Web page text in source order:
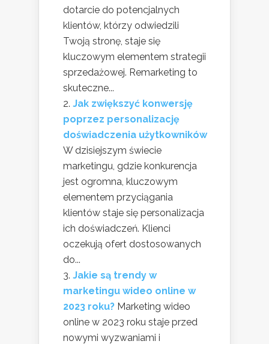
dotarcie do potencjalnych
klientów, którzy odwiedzili
Twoją stronę, staje się
kluczowym elementem strategii
sprzedażowej. Remarketing to
skuteczne...
Jak zwiększyć konwersję
poprzez personalizację
doświadczenia użytkowników
W dzisiejszym świecie
marketingu, gdzie konkurencja
jest ogromna, kluczowym
elementem przyciągania
klientów staje się personalizacja
ich doświadczeń. Klienci
oczekują ofert dostosowanych
do...
Jakie są trendy w
marketingu wideo online w
2023 roku? Marketing wideo
online w 2023 roku staje przed
nowymi wyzwaniami i